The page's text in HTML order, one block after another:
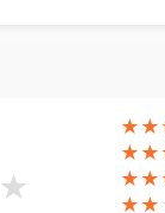
★
(*)
★(*)
★
(*)
★(*)
★
(*)
★(*)
★
(*)
★(*)
★